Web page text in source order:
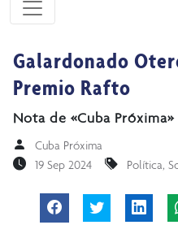
Galardonado
Premio Rafto
Nota de «Cuba Próxima»
Cuba Próxima
19 Sep 2024
Política,